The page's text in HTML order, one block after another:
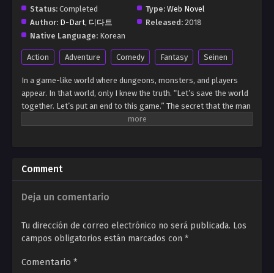
Status: Completed Type: Web Novel
Author: D-Dart, 디다트 Released: 2018
Native Language: Korean
Action Adventure Comedy Fantasy Seinen
In a game-like world where dungeons, monsters, and players
appear. In that world, only I knew the truth. “Let’s save the world
together. Let’s put an end to this game.” The secret that the man
who’s idolized as the “Messiah who will save the world” is
Comment
Deja un comentario
Tu dirección de correo electrónico no será publicada. Los
campos obligatorios están marcados con *
Comentario *